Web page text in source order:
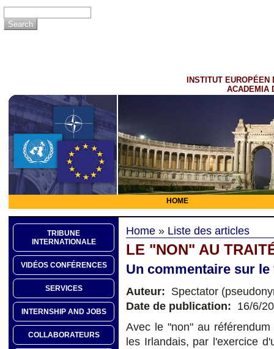
INSTITUT EUROPÉEN
ACADEMIA
HOME
TRIBUNE
INTERNATIONALE
VIDÉOS CONFÉRENCES
SERVICES
INTERNSHIP AND JOBS
COLLABORATEURS
Home » Liste des articles
LE "NON" AU
Un commentaire sur
Auteur: Spectator
Date de publication: 16/6/
Avec le "non" au
les Irlandais, par l'exercice